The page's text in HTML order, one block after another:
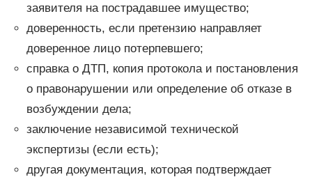
заявителя на пострадавшее имущество;
доверенность, если претензию направляет
доверенное лицо потерпевшего;
справка о ДТП, копия протокола и постановления
о правонарушении или определение об отказе в
возбуждении дела;
заключение независимой технической
экспертизы (если есть);
другая документация, которая подтверждает